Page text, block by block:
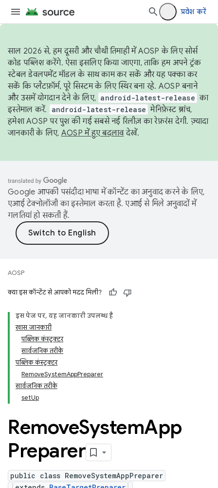
प्रवेश करें
साल 2026 से, हम दूसरी और चौथी तिमाही में AOSP के लिए सोर्स
कोड पब्लिश करेंगे. ऐसा इसलिए किया जाएगा, ताकि हम अपने ट्रंक
स्टेबल डेवलपमेंट मॉडल के साथ काम कर सकें और यह पक्का कर
सकें कि प्लैटफ़ॉर्म, पूरे सिस्टम के लिए स्थिर बना रहे. AOSP बनाने
और उसमें योगदान देने के लिए, android-latest-release का
इस्तेमाल करें.
android-latest-release मेनिफ़ेस्ट ब्रांच,
हमेशा AOSP पर पुश की गई सबसे नई रिलीज़ का रेफ़रंस देगी. ज़्यादा
जानकारी के लिए, AOSP में हुए बदलावदेखें.
Google आपकी पसंदीदा भाषा में कॉन्टेंट का अनुवाद करने के लिए,
एआई टेक्नोलॉजी का इस्तेमाल करता है. एआई से मिले अनुवादों में
गलतियां हो सकती हैं.
AOSP
क्या इस कॉन्टेंट से आपको मदद मिली?
इस पेज पर, यह जानकारी उपलब्ध है
खास जानकारी
पब्लिक कंस्ट्रक्टर
सार्वजनिक तरीके
पब्लिक कंस्ट्रक्टर
RemoveSystemAppPreparer
सार्वजनिक तरीके
setUp
RemoveSystemApp
Preparer
public class RemoveSystemAppPreparer